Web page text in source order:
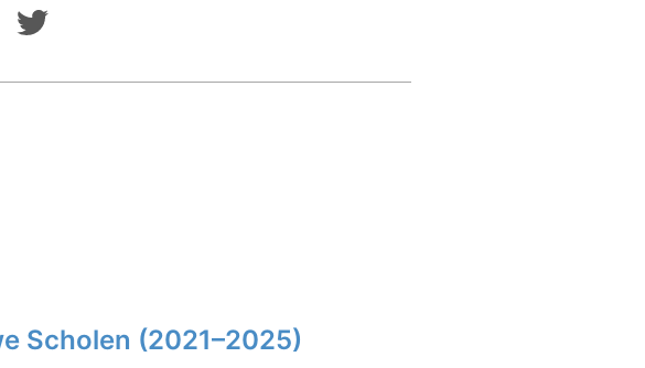
Scholen (2021–2025)